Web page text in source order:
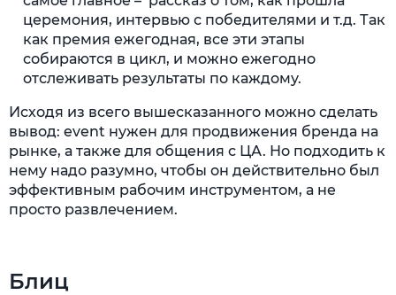
церемония, интервью с победителями и т.д. Так
как премия ежегодная, все эти этапы
собираются в цикл, и можно ежегодно
отслеживать результаты по каждому.
Исходя из всего вышесказанного можно сделать
вывод: event нужен для продвижения бренда на
рынке, а также для общения с ЦА. Но подходить к
нему надо разумно, чтобы он действительно был
эффективным рабочим инструментом, а не
просто развлечением.
Блиц